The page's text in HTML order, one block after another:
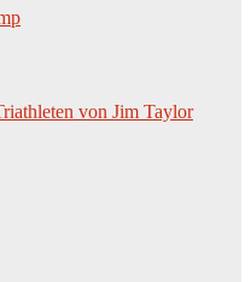
von Jim Taylor